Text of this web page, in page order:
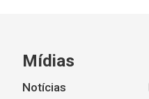
Mídias
Notícias